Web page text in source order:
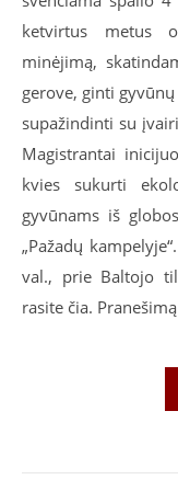
ketvirtus metus
minėjimą,
gerove, ginti
supažindinti su
Magistrantai
kvies sukurti
gyvūnams iš
„Pažadų
val., prie Baltojo
rasite čia.